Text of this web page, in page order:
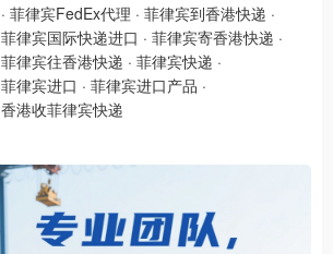
· 菲律宾FedEx代理 · 菲律宾到香港快递 ·
菲律宾国际快递进口 · 菲律宾寄香港快递 ·
菲律宾往香港快递 · 菲律宾快递 ·
菲律宾进口 · 菲律宾进口产品 ·
香港收菲律宾快递